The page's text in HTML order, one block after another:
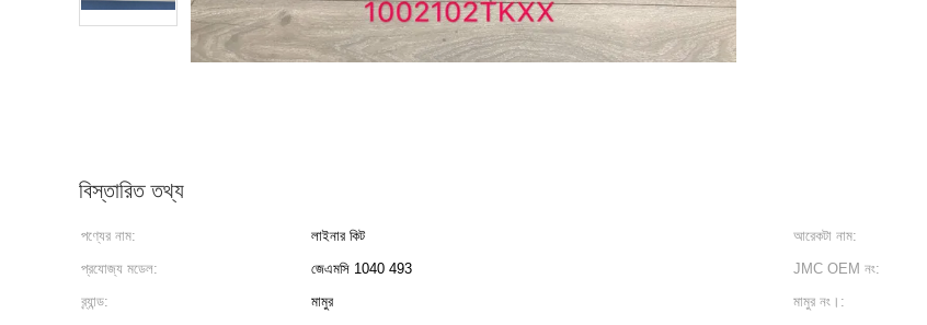
বিস্তারিত তথ্য
পণ্যের নাম: লাইনার কিট আরেকটা নাম:
প্রযোজ্য মডেল:
জেএমসি 1040 493 JMC OEM নং:
ব্র্যান্ড:
মামুর মামুর নং।: